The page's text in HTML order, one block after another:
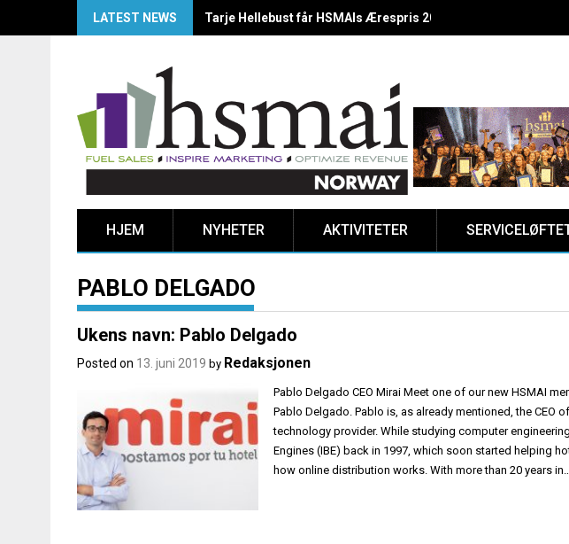
LATEST NEWS HSMAI Awards Norway 2025: Årets vinnere kåret på Clarion
HJEM NYHETER AKTIVITETER
PABLO DELGADO
Ukens navn: Pablo Delgado
Posted on 13. juni 2019 by Redaksjonen
Pablo Delgado CEO Mirai Meet one of our new HSMAI
Pablo Delgado. Pablo is, as already mentioned, the CEO
technology provider. While studying computer
Engines (IBE) back in 1997, which soon started helping
how online distribution works. With more than 20 years